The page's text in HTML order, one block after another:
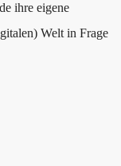
ihre eigene
Welt in Frage